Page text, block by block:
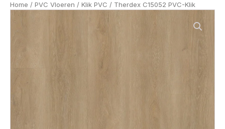
Home / PVC Vloeren / Klik PVC / Therdex C15052 PVC-Klik